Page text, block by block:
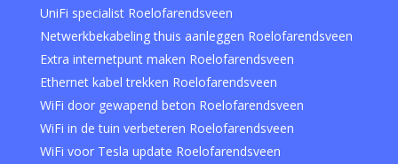
UniFi specialist Roelofarendsveen
Netwerkbekabeling thuis aanleggen Roelofarendsveen
Extra internetpunt maken Roelofarendsveen
Ethernet kabel trekken Roelofarendsveen
WiFi door gewapend beton Roelofarendsveen
WiFi in de tuin verbeteren Roelofarendsveen
WiFi voor Tesla update Roelofarendsveen